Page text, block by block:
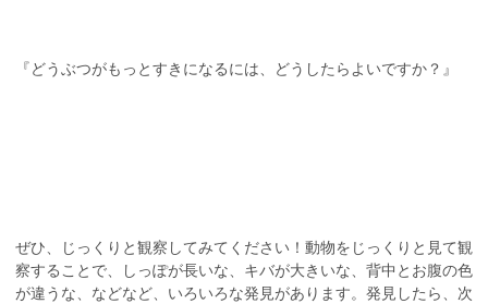
『どうぶつがもっとすきになるには、どうしたらよいですか？』
ぜひ、じっくりと観察してみてください！動物をじっくりと見て観
察することで、しっぽが長いな、キバが大きいな、背中とお腹の色
が違うな、などなど、いろいろな発見があります。発見したら、次